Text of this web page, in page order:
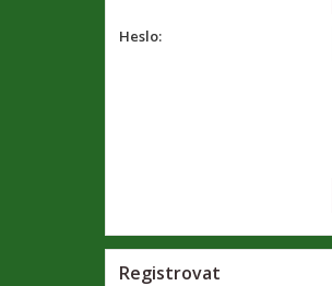
Heslo:
Registrovat